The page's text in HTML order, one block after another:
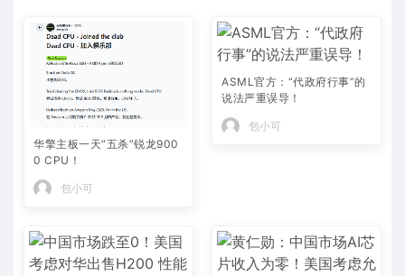
华擎主板一天“五杀”锐龙900
0 CPU！
包小可
ASML官方：“代政府行事”的
说法严重误导！
包小可